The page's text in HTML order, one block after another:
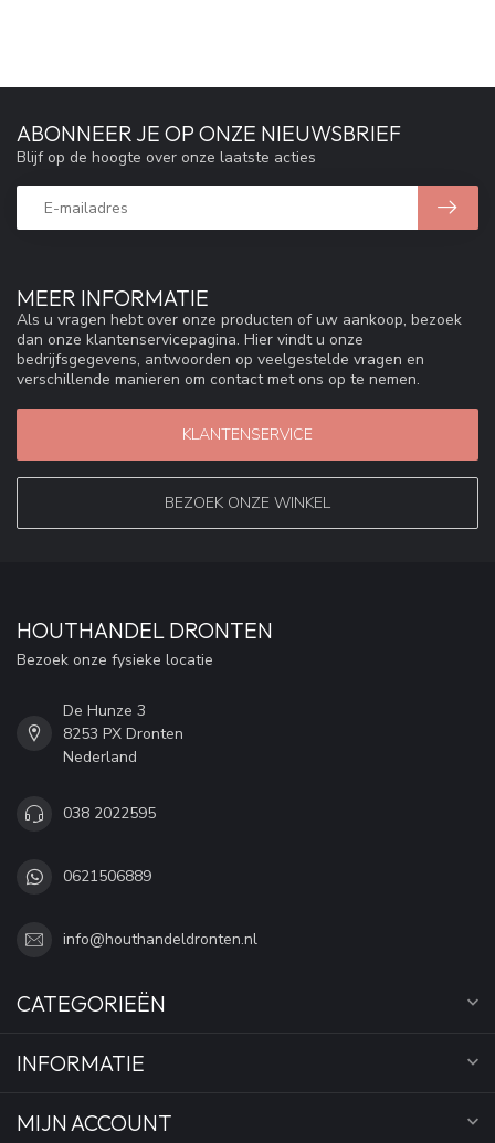
MEER INFORMATIE
Als u vragen hebt over onze producten of uw aankoop, bezoek
dan onze klantenservicepagina. Hier vindt u onze
bedrijfsgegevens, antwoorden op veelgestelde vragen en
verschillende manieren om contact met ons op te nemen.
KLANTENSERVICE
BEZOEK ONZE WINKEL
ABONNEER JE OP ONZE NIEUWSBRIEF
Blijf op de hoogte over onze laatste acties
HOUTHANDEL DRONTEN
Bezoek onze fysieke locatie
De Hunze 3
8253 PX Dronten
Nederland
038 2022595
0621506889
info@houthandeldronten.nl
CATEGORIEËN
INFORMATIE
MIJN ACCOUNT